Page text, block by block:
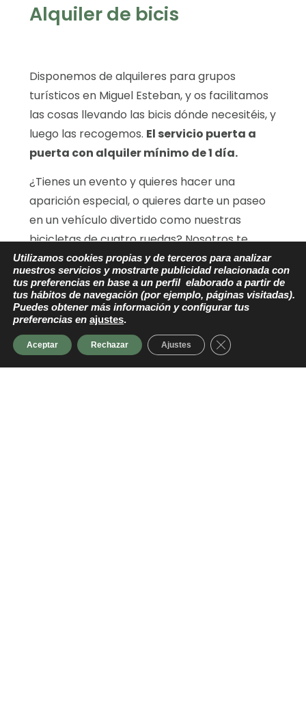
Alquiler de bicis
Disponemos de alquileres para grupos
turísticos en Miguel Esteban, y os facilitamos
las cosas llevando las bicis dónde necesitéis, y
luego las recogemos. El servicio puerta a
puerta con alquiler mínimo de 1 día.
¿Tienes un evento y quieres hacer una
aparición especial, o quieres darte un paseo
en un vehículo divertido como nuestras
bicicletas de cuatro ruedas? Nosotros te
llevamos las bicicletas dónde nos digas.
Nos amoldamos a las distintas
necesidades de los clientes.
ENVÍANOS UN
WHATSAPP
HAZ
TU RESERVA
Utilizamos cookies propias y de terceros para analizar
nuestros servicios y mostrarte publicidad relacionada con
tus preferencias en base a un perfil elaborado a partir de
tus hábitos de navegación (por ejemplo, páginas visitadas).
Puedes obtener más información y configurar tus
preferencias en ajustes.
Aceptar Rechazar Ajustes Cerrar el banner